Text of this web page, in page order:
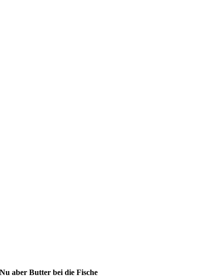
Nu aber Butter bei die Fische